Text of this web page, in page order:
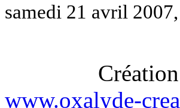
samedi 21 avril
www.oxalyde-